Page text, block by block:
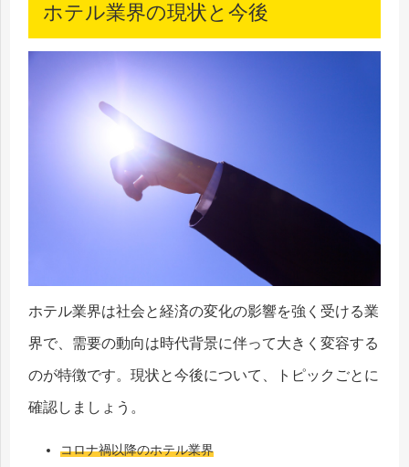
ホテル業界の現状と今後
ホテル業界は社会と経済の変化の影響を強く受ける業
界で、需要の動向は時代背景に伴って大きく変容する
のが特徴です。現状と今後について、トピックごとに
確認しましょう。
コロナ禍以降のホテル業界